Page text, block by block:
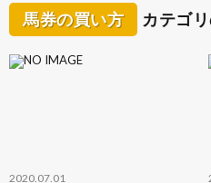
馬券の買い方 カテゴ
2020.07.01